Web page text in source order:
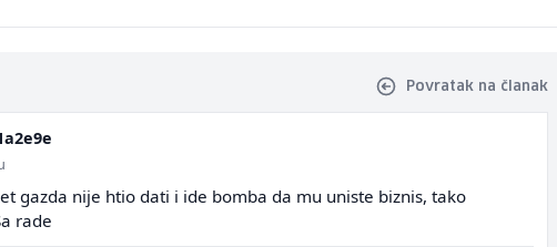
Povratak na članak
gazda nije htio dati i ide bomba da mu uniste biznis, tako
rade